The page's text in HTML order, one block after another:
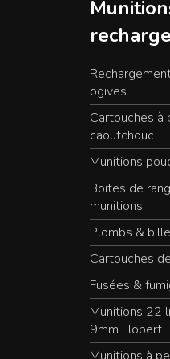
ogives
Cartouches à
caoutchouc
Munitions
Boites de
munitions
Plombs &
Cartouches
Fusées &
Munitions 22
9mm Flobert